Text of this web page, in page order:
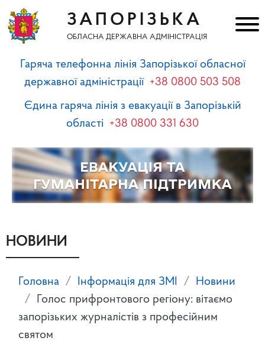
ЗАПОРІЗЬКА
ОБЛАСНА ДЕРЖАВНА АДМІНІСТРАЦІЯ
Гаряча телефонна лінія Запорізької обласної
державної адміністрації +38 0800 503 508
Єдина гаряча лінія з евакуації в Запорізькій
області +38 0800 331 630
НОВИНИ
Головна Інформація для ЗМІ
Новини
Голос прифронтового регіону: вітаємо
запорізьких журналістів з професійним
святом